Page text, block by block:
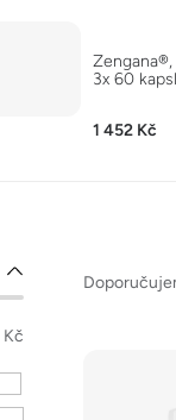
3x 60
1 452 Kč
Kč
a